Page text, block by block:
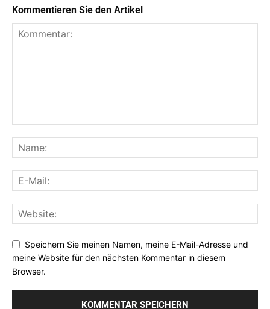
Kommentieren Sie den Artikel
Speichern Sie meinen Namen, meine E-Mail-Adresse und
meine Website für den nächsten Kommentar in diesem
Browser.